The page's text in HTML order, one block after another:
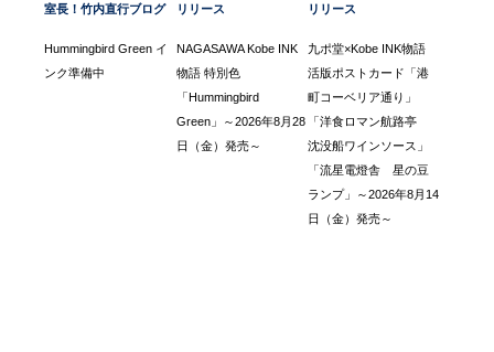
室長！竹内直行ブログ
Hummingbird Green イ
ンク準備中
リリース
NAGASAWA Kobe INK
物語 特別色
「Hummingbird
Green」～2026年8月28
日（金）発売～
リリース
九ポ堂×Kobe INK物語
活版ポストカード「港
町コーベリア通り」
「洋食ロマン航路亭
沈没船ワインソース」
「流星電燈舎 星の豆
ランプ」～2026年8月14
日（金）発売～